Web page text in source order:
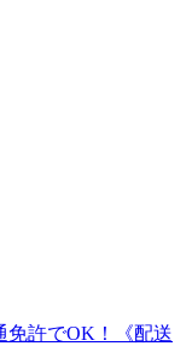
免許でOK！《配送